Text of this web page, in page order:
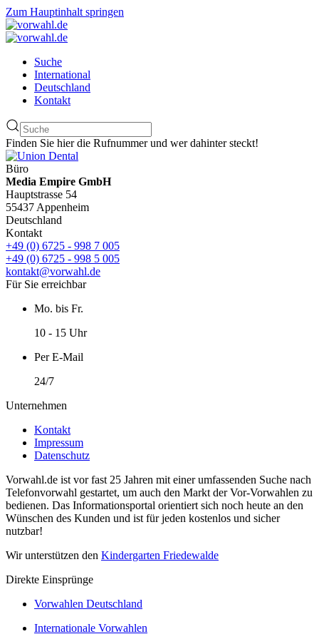
Zum Hauptinhalt springen
Suche
International
Deutschland
Kontakt
Finden Sie hier die Rufnummer und wer dahinter steckt!
Büro
Media Empire GmbH
Hauptstrasse 54
55437 Appenheim
Deutschland
Kontakt
+49 (0) 6725 - 998 7 005
+49 (0) 6725 - 998 5 005
kontakt@vorwahl.de
Für Sie erreichbar
Mo. bis Fr.
10 - 15 Uhr
Per E-Mail
24/7
Unternehmen
Kontakt
Impressum
Datenschutz
Vorwahl.de ist vor fast 25 Jahren mit einer umfassenden Suche nach
Telefonvorwahl gestartet, um auch den Markt der Vor-Vorwahlen zu
bedienen. Das Informationsportal orientiert sich noch heute an den
Wünschen des Kunden und ist für jeden kostenlos und sicher
nutzbar!
Wir unterstützen den Kindergarten Friedewalde
Direkte Einsprünge
Vorwahlen Deutschland
Internationale Vorwahlen